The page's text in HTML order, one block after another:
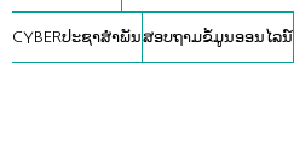
CYBERປະຊາສໍາພັນສອບຖາມຂໍ້ມູນອອນໄລນ໌